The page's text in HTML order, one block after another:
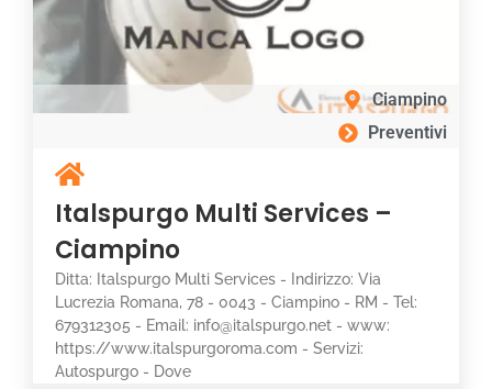
Ciampino
Preventivi
Italspurgo Multi Services –
Ciampino
Ditta: Italspurgo Multi Services - Indirizzo: Via
Lucrezia Romana, 78 - 0043 - Ciampino - RM - Tel:
679312305 - Email: info@italspurgo.net - www:
https://www.italspurgoroma.com - Servizi:
Autospurgo - Dove